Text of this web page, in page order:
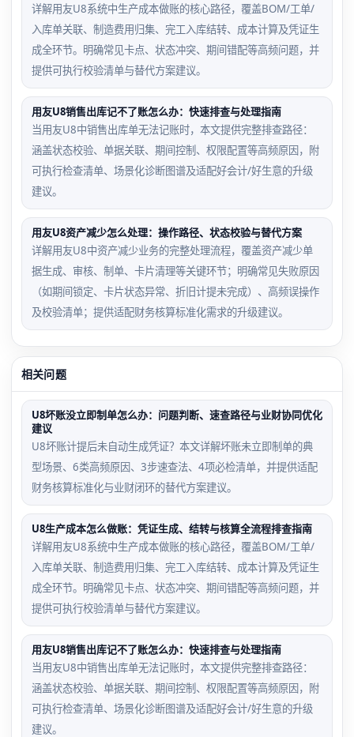
详解用友U8系统中生产成本做账的核心路径，覆盖BOM/工单/
入库单关联、制造费用归集、完工入库结转、成本计算及凭证生
成全环节。明确常见卡点、状态冲突、期间错配等高频问题，并
提供可执行校验清单与替代方案建议。
用友U8销售出库记不了账怎么办：快速排查与处理指南
当用友U8中销售出库单无法记账时，本文提供完整排查路径：
涵盖状态校验、单据关联、期间控制、权限配置等高频原因，附
可执行检查清单、场景化诊断图谱及适配好会计/好生意的升级
建议。
用友U8资产减少怎么处理：操作路径、状态校验与替代方案
详解用友U8中资产减少业务的完整处理流程，覆盖资产减少单
据生成、审核、制单、卡片清理等关键环节；明确常见失败原因
（如期间锁定、卡片状态异常、折旧计提未完成）、高频误操作
及校验清单；提供适配财务核算标准化需求的升级建议。
相关问题
U8坏账没立即制单怎么办：问题判断、速查路径与业财协同优化
建议
U8坏账计提后未自动生成凭证？本文详解坏账未立即制单的典
型场景、6类高频原因、3步速查法、4项必检清单，并提供适配
财务核算标准化与业财闭环的替代方案建议。
U8生产成本怎么做账：凭证生成、结转与核算全流程排查指南
详解用友U8系统中生产成本做账的核心路径，覆盖BOM/工单/
入库单关联、制造费用归集、完工入库结转、成本计算及凭证生
成全环节。明确常见卡点、状态冲突、期间错配等高频问题，并
提供可执行校验清单与替代方案建议。
用友U8销售出库记不了账怎么办：快速排查与处理指南
当用友U8中销售出库单无法记账时，本文提供完整排查路径：
涵盖状态校验、单据关联、期间控制、权限配置等高频原因，附
可执行检查清单、场景化诊断图谱及适配好会计/好生意的升级
建议。